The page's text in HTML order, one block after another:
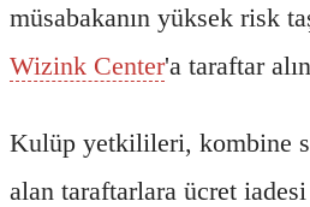
müsabakanın yüksek risk
Wizink Center'a taraftar
Kulüp yetkilileri, kombine
alan taraftarlara ücret iadesi